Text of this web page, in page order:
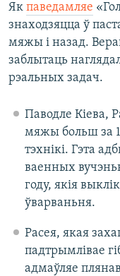
Як паведамляе
знаходзяцца ў
мяжы і назад.
заблытаць
рэальных задач.
Паводле Кіева,
мяжы больш за
тэхнікі. Гэта
ваенных
году, якія
ўварваньня.
Расея, якая
падтрымлівае
адмаўляе